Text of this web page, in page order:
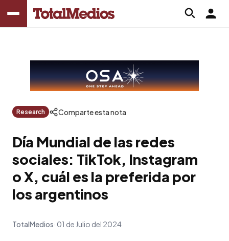
Research Comparte esta nota
Día Mundial de las redes
sociales: TikTok, Instagram
o X, cuál es la preferida por
los argentinos
TotalMedios 01 de Julio del 2024